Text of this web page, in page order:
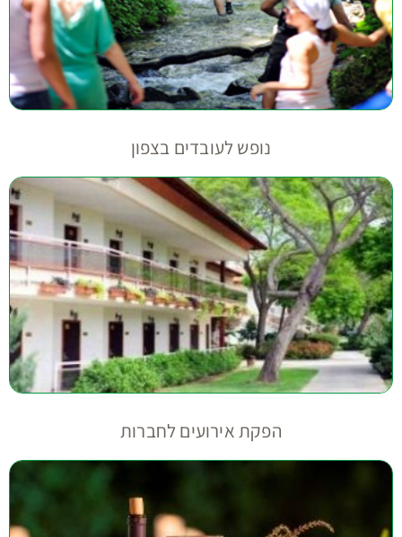
נופש לעובדים בצפון
הפקת אירועים לחברות